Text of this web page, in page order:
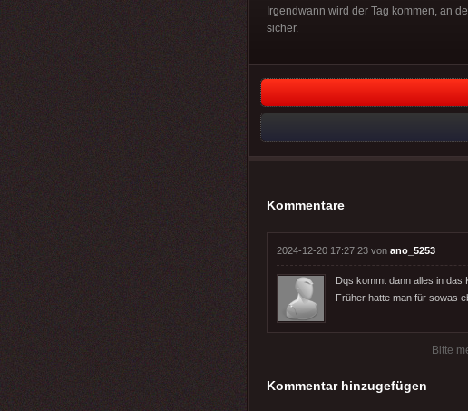
Irgendwann wird der Tag kommen, an
sicher.
Kommentare
2024-12-20 17:27:23 von ano_5253
Dqs kommt dann alles in das
Früher hatte man für sowas
Bitte
Kommentar hinzugefügen